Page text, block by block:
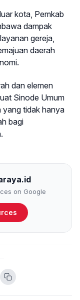
kota, Pemkab
dampak
gereja,
daerah
dan elemen
Sinode Umum
yang tidak hanya
bagi
on Google